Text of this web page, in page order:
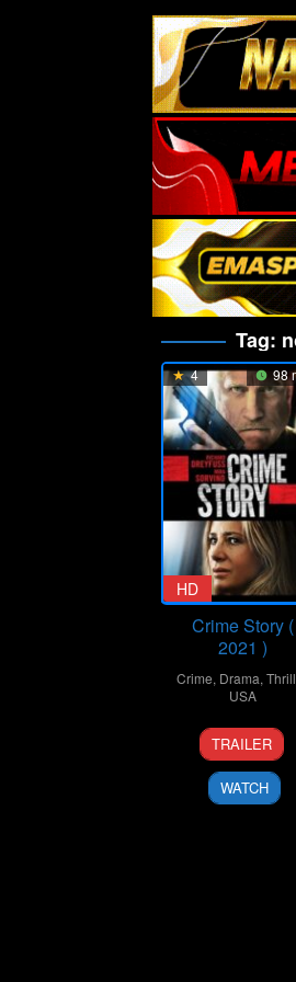
Tag:
4 98
HD
Crime Story (
2021 )
Crime, Drama,
USA
13
Aug
2021
Adam
Lipsius
TRAILER
WATCH